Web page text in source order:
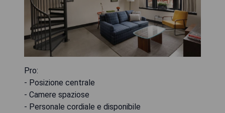
Pro:
- Posizione centrale
- Camere spaziose
- Personale cordiale e disponibile